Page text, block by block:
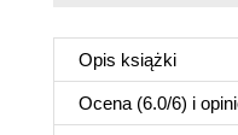
Opis książki
Ocena (6.0/6) i